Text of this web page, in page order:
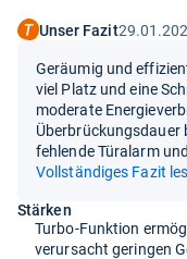
Unser Fazit
Geräumig und
viel Platz und eine
moderate
Überbrückungsdauer
fehlende Türalarm
Vollständiges Fazit
Stärken
Turbo-Funktion
verursacht geringen